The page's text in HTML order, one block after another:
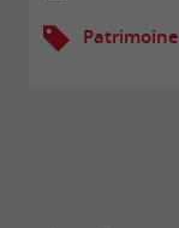
Patrimoine